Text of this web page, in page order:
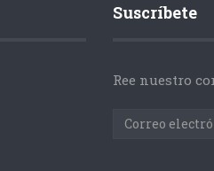
Suscríbete
Ree nuestro